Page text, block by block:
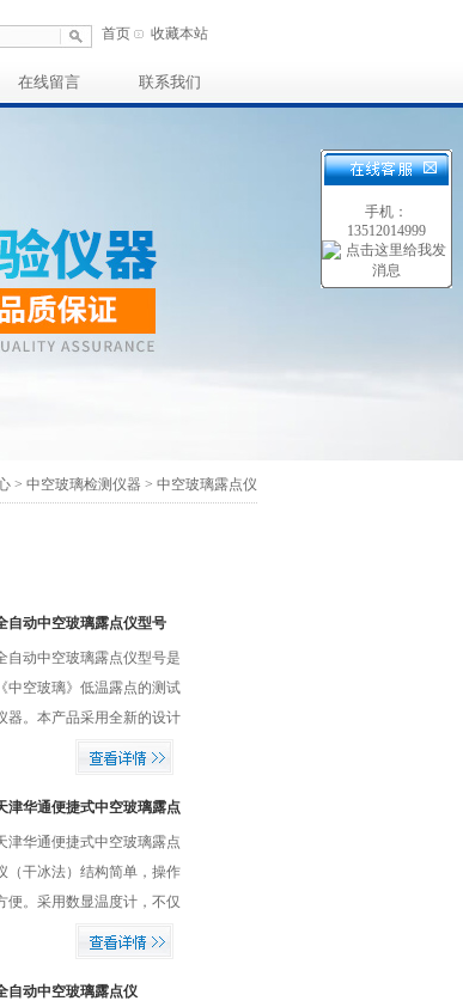
首页 收藏本站
在线留言 联系我们
> 中空玻璃检测仪器 > 中空玻璃露点仪
自动中空玻璃露点仪型号
自动中空玻璃露点仪型号是
《中空玻璃》低温露点的测试
器。本产品采用全新的设计
理念，由压缩机组和半导体制
，测温精度高，噪音低，重
轻，方便移动。本产品既改
了叠式双压缩机组测温精度
，噪音大，不方便移动的不
-60℃的弊病。本产品跨越了
津华通便捷式中空玻璃露点
（干冰法）
津华通便捷式中空玻璃露点
（干冰法）结构简单，操作
便。采用数显温度计，不仅
方便读数，而且大大的提高了
玻璃，耐低温，易观察，清
自动中空玻璃露点仪
手机：
13512014999